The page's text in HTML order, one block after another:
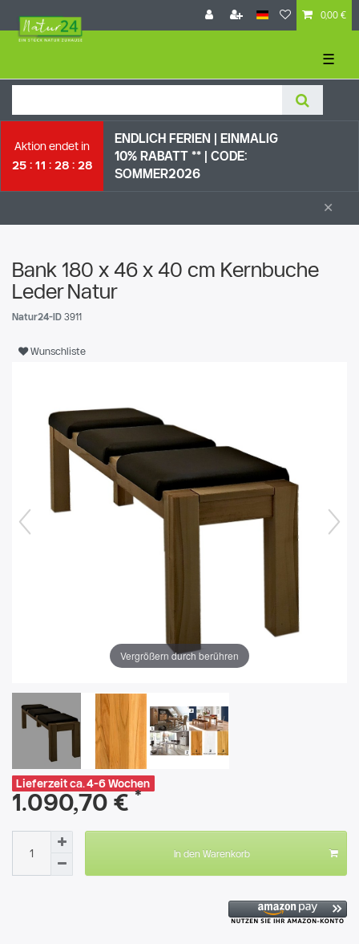
0,00 €
☰
Aktion endet in
25
11 28 27
ENDLICH FERIEN | EI NMALIG
10% RABATT ** | CODE:
SOMMER2026
×
Bank 180 x 46 x 40 cm Kernbuche
Leder Natur
Natur24-ID 3911
Wunschliste
Vergrößern durch berühren
Lieferzeit ca. 4-6 Wochen
1.090,70 € *
In den Warenkorb